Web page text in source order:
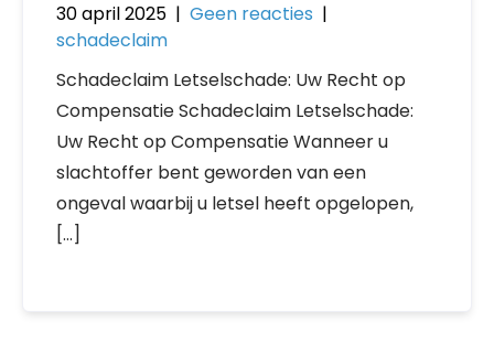
30 april 2025 | Geen reacties |
schadeclaim
Schadeclaim Letselschade: Uw Recht op
Compensatie Schadeclaim Letselschade:
Uw Recht op Compensatie Wanneer u
slachtoffer bent geworden van een
ongeval waarbij u letsel heeft opgelopen,
[…]